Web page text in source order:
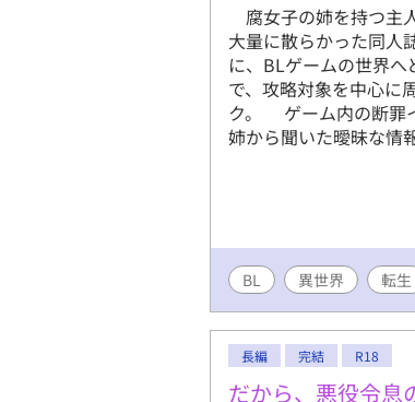
腐女子の姉を持つ主
大量に散らかった同人
に、BLゲームの世界
で、攻略対象を中心に
ク。 ゲーム内の断罪
姉から聞いた曖昧な情
BL 異世界 転生
長編 完結 R18
だから、悪役令